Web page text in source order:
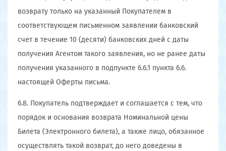
возврату только на указанный Покупателем в
соответствующем письменном заявлении банковский
счет в течение 10 (десяти) банковских дней с даты
получения Агентом такого заявления, но не ранее даты
получения указанного в подпункте 6.6.1 пункта 6.6.
настоящей Оферты письма.
6.8. Покупатель подтверждает и соглашается с тем, что
порядок и основания возврата Номинальной цены
Билета (Электронного билета), а также лицо, обязанное
осуществлять такой возврат, до него доведены в